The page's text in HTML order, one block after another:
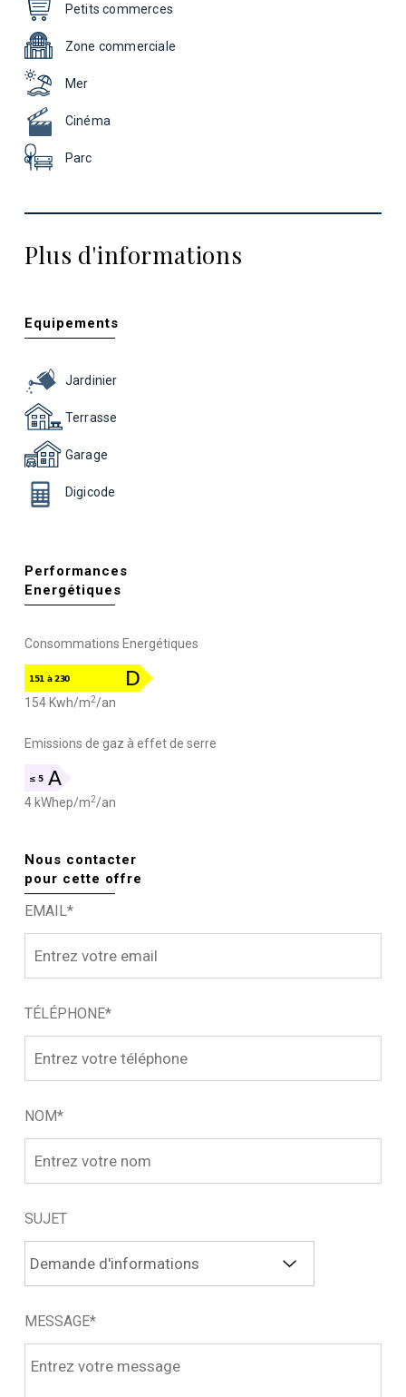
Petits commerces
Zone commerciale
Mer
Cinéma
Parc
Plus d'informations
Equipements
Jardinier
Terrasse
Garage
Digicode
Performances
Energétiques
Consommations Energétiques
154 Kwh/m2/an
Emissions de gaz à effet de serre
4 kWhep/m2/an
Nous contacter
pour cette offre
EMAIL*
TÉLÉPHONE*
NOM*
SUJET
MESSAGE*